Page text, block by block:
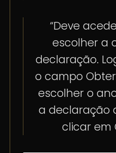
“Deve
escolher a
declaração.
o campo
escolher o
a declaração
clicar em